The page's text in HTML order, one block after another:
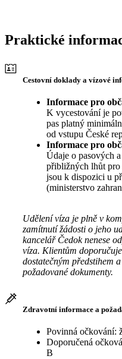
Praktické
Cestovní doklady a vízové
Informace pro
K vycestování je
pas platný
od vstupu České
Informace pro
Údaje o pasových
přibližných lhůt
jsou k dispozici u
(ministerstvo
Udělení víza je plně v
zamítnutí žádosti o jeho
kancelář Čedok nenese
víza. Klientům
dostatečným předstihem
požadované dokumenty.
Zdravotní informace a
Povinná očkování:
Doporučená
B